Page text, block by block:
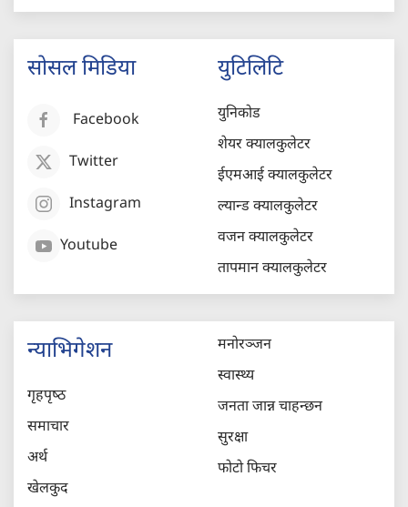
सोसल मिडिया
Facebook
Twitter
Instagram
Youtube
युटिलिटि
युनिकोड
शेयर क्यालकुलेटर
ईएमआई क्यालकुलेटर
ल्यान्ड क्यालकुलेटर
वजन क्यालकुलेटर
तापमान क्यालकुलेटर
न्याभिगेशन
गृहपृष्‍ठ
समाचार
अर्थ
खेलकुद
मनोरञ्जन
स्वास्थ्य
जनता जान्न चाहन्छन
सुरक्षा
फोटो फिचर